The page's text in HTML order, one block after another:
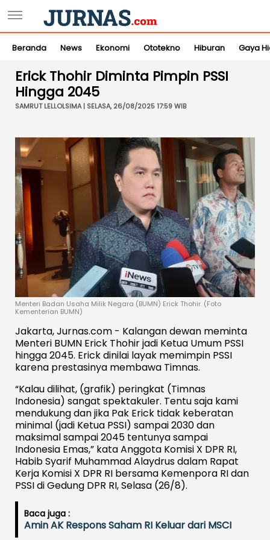
Beranda News Ekonomi Ototekno Hiburan Gaya
Erick Thohir Diminta Pimpin PSSI
Hingga 2045
SAMRUT LELLOLSIMA | SELASA, 26/08/2025 17:59 WIB
Menteri Badan Usaha Milik Negara (BUMN) Erick Thohir. (Foto
Kementerian BUMN)
Jakarta, Jurnas.com - Kalangan dewan meminta
Menteri BUMN Erick Thohir jadi Ketua Umum PSSI
hingga 2045. Erick dinilai layak memimpin PSSI
karena prestasinya membawa Timnas.
“Kalau dilihat, (grafik) peringkat (Timnas
Indonesia) sangat spektakuler. Tentu saja kami
mendukung dan jika Pak Erick tidak keberatan
minimal (jadi Ketua PSSI) sampai 2030 dan
maksimal sampai 2045 tentunya sampai
Indonesia Emas,” kataAnggota Komisi X DPR RI,
Habib Syarif Muhammad Alaydrusdalam Rapat
Kerja Komisi X DPR RI bersama Kemenpora RI dan
PSSI di Gedung DPR RI, Selasa (26/8).
Baca juga :
Amin AK Respons Saham RI Keluar dari MSCI